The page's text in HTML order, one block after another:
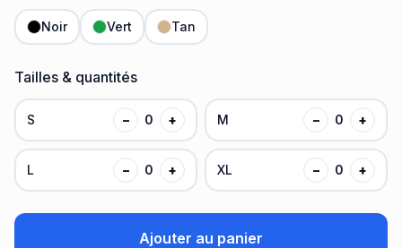
Noir Vert Tan
Tailles & quantités
S − 0 + M − 0 +
L − 0 + XL − 0 +
Ajouter au panier